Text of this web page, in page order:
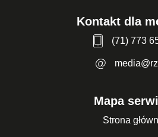
Kontakt dla
(71) 773
Mapa
Strona